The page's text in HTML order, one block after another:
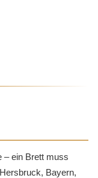
– ein Brett muss
Bayern,